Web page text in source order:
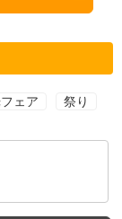
ェア 祭り